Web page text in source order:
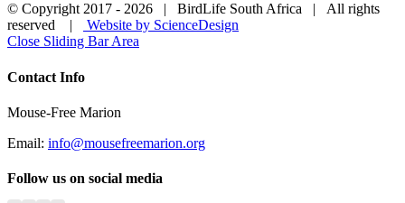
© Copyright 2017 - 2026 | BirdLife South Africa | All rights
reserved |
Website by ScienceDesign
Close Sliding Bar Area
Contact Info
Mouse-Free Marion
Email: info@mousefreemarion.org
Follow us on social media